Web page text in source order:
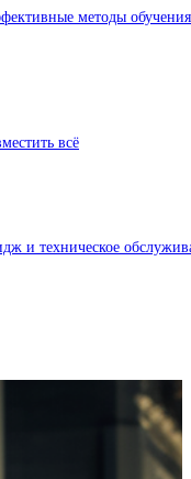
методы
всё
и техническое